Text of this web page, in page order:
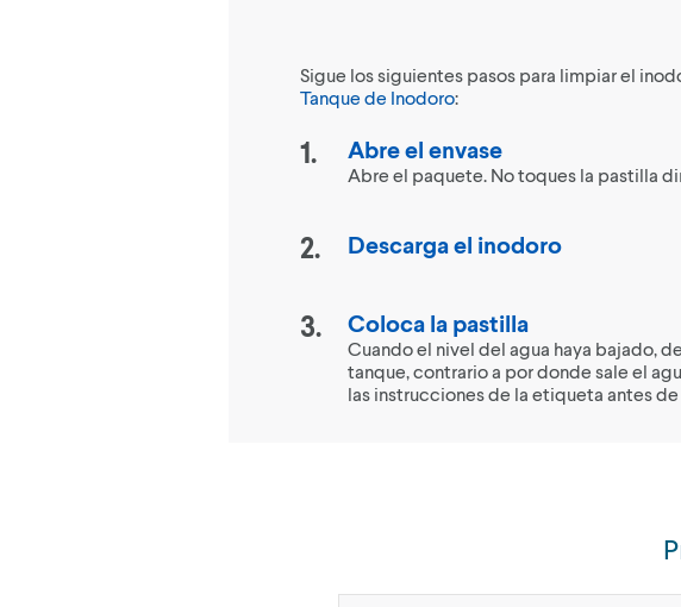
Sigue los siguientes pasos para limpiar el
Tanque de Inodoro:
Abre el envase
Abre el paquete. No toques la pastilla
Descarga el inodoro
Coloca la pastilla
Cuando el nivel del agua haya bajado,
tanque, contrario a por donde sale el
las instrucciones de la etiqueta antes